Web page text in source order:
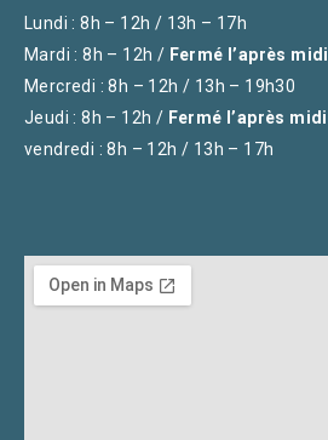
Lundi : 8h – 12h / 13h – 17h
Mardi : 8h – 12h / Fermé l’après midi
Mercredi : 8h – 12h / 13h – 19h30
Jeudi : 8h – 12h / Fermé l’après midi
vendredi : 8h – 12h / 13h – 17h